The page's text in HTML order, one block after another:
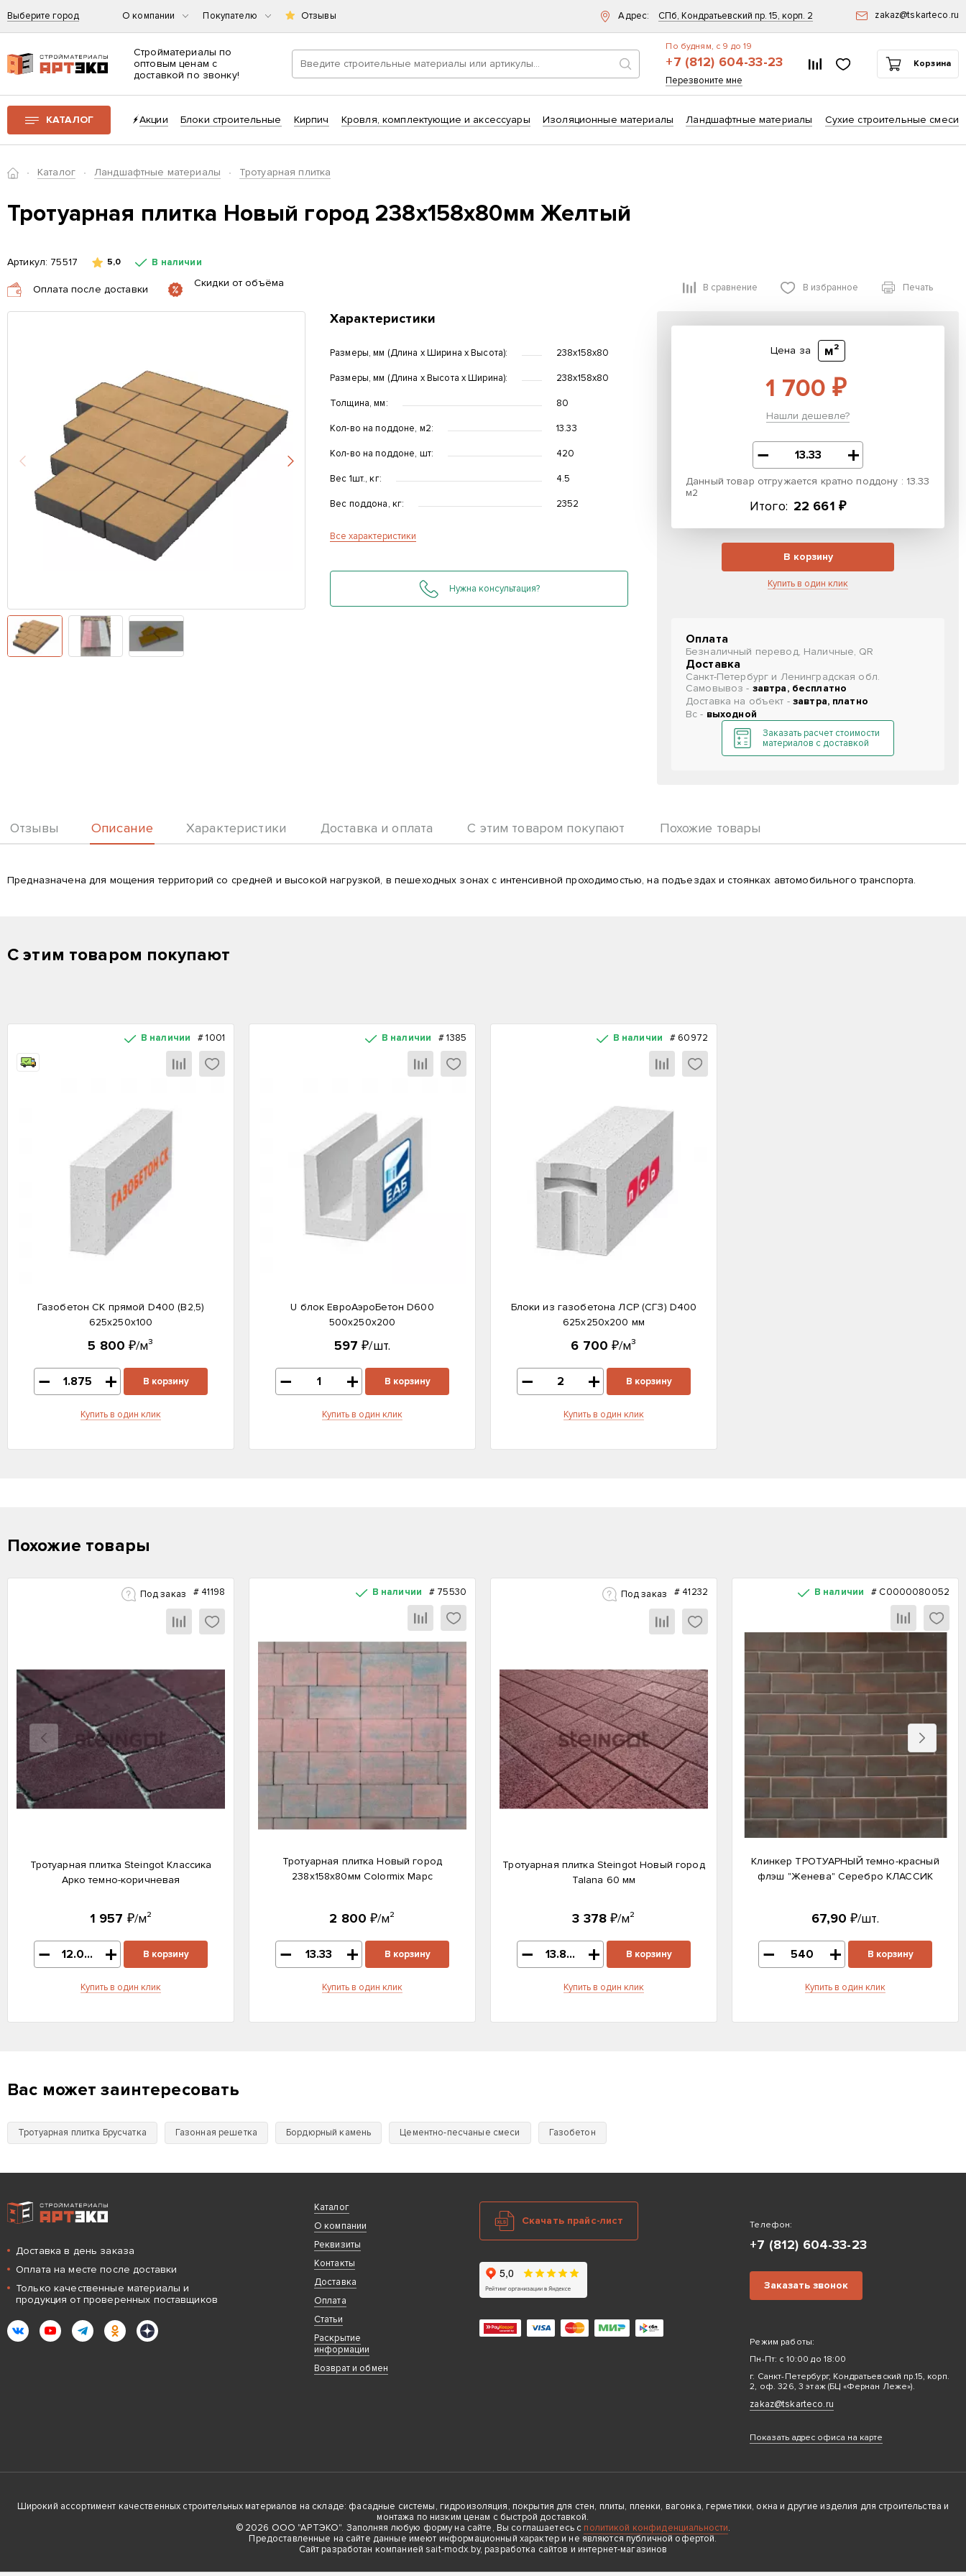
Выберите город О компании Покупателю Отзывы Адрес: СПб, Кондратьевский пр. 15, корп. 2 zakaz@tskarteco.ru
Интернет-магазин строительных материалов «АРТЭКО»
Стройматериалы по
оптовым ценам с
доставкой по звонку!
Поиск
По будням, с 9 до 19
+7 (812) 604-33-23
Перезвоните мне
Список сравнения
Избранное Корзина
КАТАЛОГ Акции Блоки строительные Кирпич Кровля, комплектующие и аксессуары Изоляционные материалы Ландшафтные материалы Сухие строительные смеси
ГлавнаяКаталог Ландшафтные материалы Тротуарная плитка
Тротуарная плитка Новый город 238x158x80мм Желтый
Артикул: 75517 5,0 В наличии
Оплата после доставки
Скидки от объёма
Назад Вперед
Характеристики
Размеры, мм (Длина x Ширина x Высота): 238x158x80
Размеры, мм (Длина x Высота x Ширина): 238x158x80
Толщина, мм: 80
Кол-во на поддоне, м2: 13.33
Кол-во на поддоне, шт: 420
Вес 1шт., кг: 4.5
Вес поддона, кг: 2352
Все характеристики
Нужна консультация?
В сравнение В избранное Печать
Цена за м²
1 700 ₽
Нашли дешевле?
Данный товар отгружается кратно поддону : 13.33
м2
Итого: 22 661 ₽
В корзину
Купить в один клик
Оплата
Безналичный перевод, Наличные, QR
Доставка
Санкт-Петербург и Ленинградская обл.
Самовывоз - завтра, бесплатно
Доставка на объект - завтра, платно
Вс - выходной
Заказать расчет стоимости
материалов с доставкой
Отзывы Описание Характеристики Доставка и оплата С этим товаром покупают Похожие товары
Описание
Предназначена для мощения территорий со средней и высокой нагрузкой, в пешеходных зонах с интенсивной проходимостью, на подъездах и стоянках автомобильного транспорта.
С этим товаром покупают
В наличии #1001
Газобетон СК прямой D400 (B2,5)
625x250x100
5 800 ₽/м³
В корзину
Купить в один клик
В наличии #1385
U блок ЕвроАэроБетон D600
500х250х200
597 ₽/шт.
В корзину
Купить в один клик
В наличии # 60972
Блоки из газобетона ЛСР (СГЗ) D400
625х250х200 мм
6 700 ₽/м³
В корзину
Купить в один клик
Похожие товары
Под заказ # 41198
Тротуарная плитка Steingot Классика
Арко темно-коричневая
1 957 ₽/м²
В корзину
Купить в один клик
В наличии # 75530
Тротуарная плитка Новый город
238x158x80мм Colormix Марс
2 800 ₽/м²
В корзину
Купить в один клик
Под заказ # 41232
Тротуарная плитка Steingot Новый город
Talana 60 мм
3 378 ₽/м²
В корзину
Купить в один клик
В наличии # С0000080052
Клинкер ТРОТУАРНЫЙ темно-красный
флэш "Женева" Серебро КЛАССИК
67,90 ₽/шт.
В корзину
Купить в один клик
Назад Вперед
Вас может заинтересовать
Тротуарная плитка Брусчатка Газонная решетка Бордюрный камень Цементно-песчаные смеси Газобетон
Интернет-магазин строительных материалов «АРТЭКО»
Доставка в день заказа
Оплата на месте после доставки
Только качественные материалы и
продукция от проверенных поставщиков
ВКонтактеYouTubeTelegramОдноклассники
Яндекс.Дзен
Каталог
О компании
Реквизиты
Контакты
Доставка
Оплата
Статьи
Раскрытие
информации
Возврат и обмен
Скачать прайс-лист Телефон:
+7 (812) 604-33-23
Заказать звонок
Режим работы:
Пн-Пт: с 10:00 до 18:00
г. Санкт-Петербург, Кондратьевский пр.15, корп.
2, оф. 326, 3 этаж (БЦ «Фернан Леже»).
zakaz@tskarteco.ru
Показать адрес офиса на карте
Широкий ассортимент качественных строительных материалов на складе: фасадные системы, гидроизоляция, покрытия для стен, плиты, пленки, вагонка, герметики, окна и другие изделия для строительства и
монтажа по низким ценам с быстрой доставкой.
© 2026 ООО "АРТЭКО". Заполняя любую форму на сайте, Вы соглашаетесь с политикой конфиденциальности.
Предоставленные на сайте данные имеют информационный характер и не являются публичной офертой.
Cайт разработан компанией sait-modx.by, разработка сайтов и интернет-магазинов